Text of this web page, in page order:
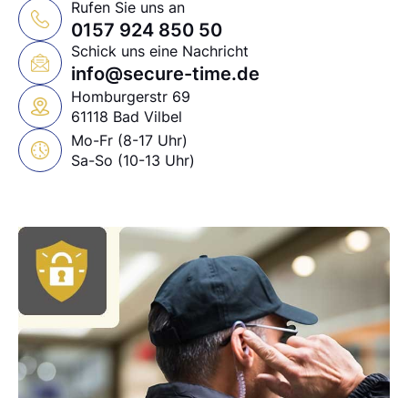
Rufen Sie uns an
0157 924 850 50
Schick uns eine Nachricht
info@secure-time.de
Homburgerstr 69
61118 Bad Vilbel
Mo-Fr (8-17 Uhr)
Sa-So (10-13 Uhr)